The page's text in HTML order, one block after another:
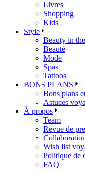
Livres
Shopping
Kids
Style
Beauty in
Beauté
Mode
Spas
Tattoos
BONS PLANS
Bons plans
Astuces
À propos
Team
Revue de
Wish list
Politique de
FAQ